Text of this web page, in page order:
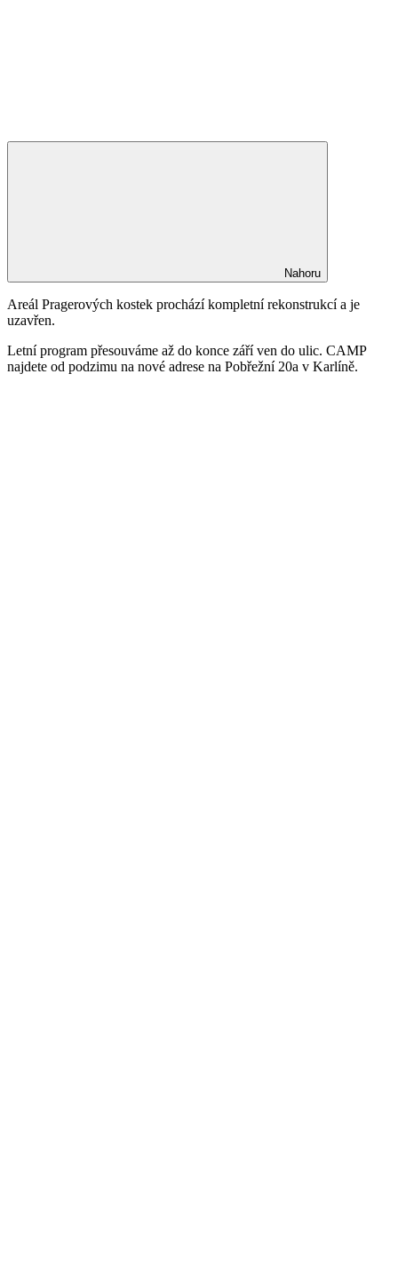
Nahoru
Areál Pragerových kostek prochází kompletní rekonstrukcí a je
uzavřen.
Letní program přesouváme až do konce září ven do ulic. CAMP
najdete od podzimu na nové adrese na Pobřežní 20a v Karlíně.